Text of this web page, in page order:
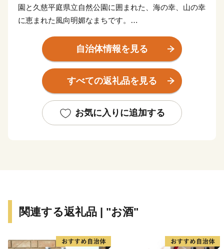
園と久慈平庭県立自然公園に囲まれた、海の幸、山の幸
に恵まれた風向明媚なまちです。
然に囲まれた農山村です。
中心市街地は太平洋に面し１７５万キロリットルを備蓄
する久慈国家石油備蓄基地を備えています。
山形地区は、ヤマセ（冷たく湿った北東風）による冷涼
る健康で安全な日本短角牛が高い評価を得ています。
また、豊かな山林を利用した木炭とシイタケ生産は県内
代村、西は九戸村、二戸市、東は太平洋といった位置関
自治体情報を見る
すべての返礼品を見る
お気に入りに追加する
関連する返礼品 | "お酒"